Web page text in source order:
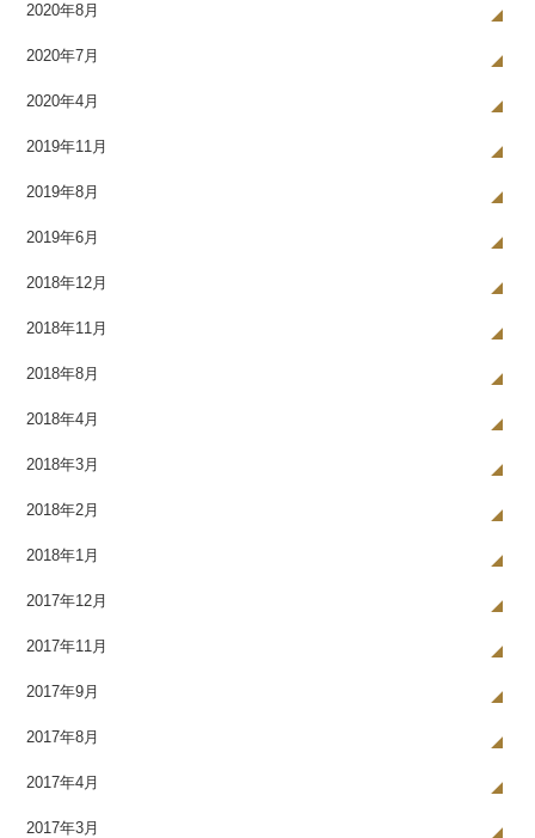
2020年8月
2020年7月
2020年4月
2019年11月
2019年8月
2019年6月
2018年12月
2018年11月
2018年8月
2018年4月
2018年3月
2018年2月
2018年1月
2017年12月
2017年11月
2017年9月
2017年8月
2017年4月
2017年3月